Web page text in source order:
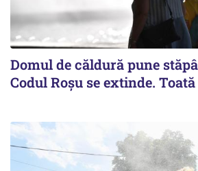
Domul de căldură pune
Codul Roșu se extinde.